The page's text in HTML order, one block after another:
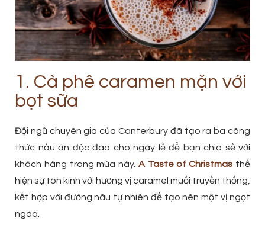
1. Cà phê caramen mặn với
bọt sữa
Đội ngũ chuyên gia của Canterbury đã tạo ra ba công
thức nấu ăn độc đáo cho ngày lễ để bạn chia sẻ với
khách hàng trong mùa này. A Taste of Christmas thể
hiện sự tôn kính với hương vị caramel muối truyền thống,
kết hợp với đường nâu tự nhiên để tạo nên một vị ngọt
ngào.